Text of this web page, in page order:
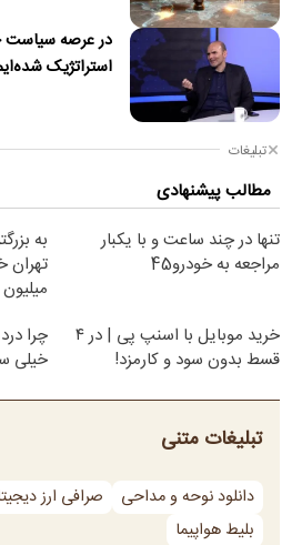
در عرصه سیاست
استراتژیک
تبلیغات
مطالب پیشنهادی
تنها در چند ساعت و با یکبار
مراجعه به خودرو45
به
خرید موبایل با اسنپ پی | در ۴
قسط بدون سود و کارمزد!
چرا
خیلی
تبلیغات متنی
دانلود نوحه و مداحی صرافی ارز
بلیط هواپیما